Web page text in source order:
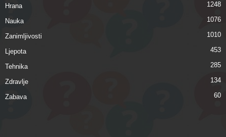
Hrana 1248
Nauka 1076
Zanimljivosti 1010
Ljepota 453
Tehnika 285
Zdravlje 134
Zabava 60